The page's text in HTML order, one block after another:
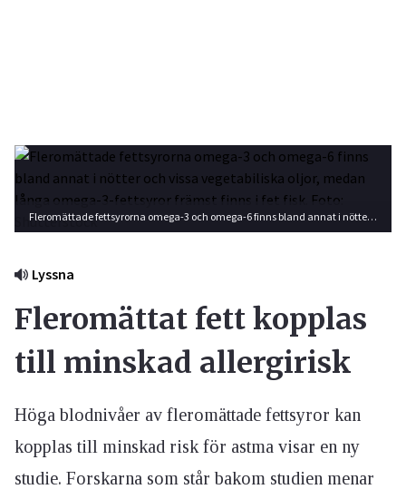
Fleromättade fettsyrorna omega-3 och omega-6 finns bland annat i nötter och vissa vegetabiliska oljor, medan långa omega-3-fettsyror främst finns i fet fisk. Foto: Shutterstock
Lyssna
Fleromättat fett kopplas
till minskad allergirisk
Höga blodnivåer av fleromättade fettsyror kan
kopplas till minskad risk för astma visar en ny
studie. Forskarna som står bakom studien menar